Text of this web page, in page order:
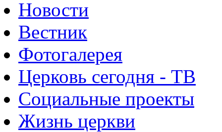
Новости
Вестник
Фотогалерея
Церковь сегодня - ТВ
Социальные проекты
Жизнь церкви